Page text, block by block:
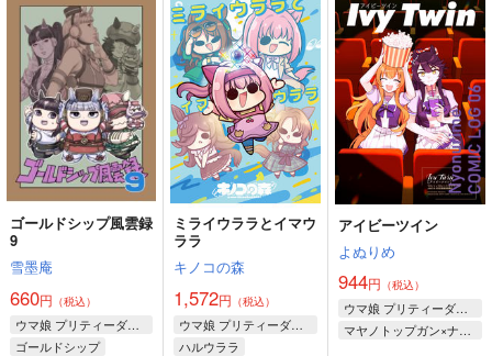
ゴールドシップ風雲録
9
雪墨庵
660円 （税込）
ウマ娘 プリティーダービー
ゴールドシップ
ミライウララとイマウ
ララ
キノコの森
1,572円 （税込）
ウマ娘 プリティーダービー
ハルウララ
アイビーツイン
よぬりめ
944円 （税込）
ウマ娘 プリティーダービー
マヤノトップガン×ナリタブライアン